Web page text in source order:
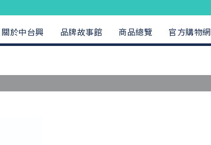
關於中台興 品牌故事館 商品總覽 官方購物網